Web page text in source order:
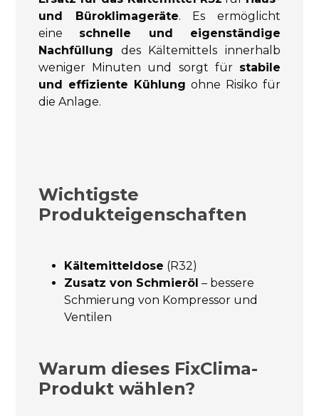
und Büroklimageräte. Es ermöglicht
eine schnelle und eigenständige
Nachfüllung des Kältemittels innerhalb
weniger Minuten und sorgt für stabile
und effiziente Kühlung ohne Risiko für
die Anlage.
Wichtigste
Produkteigenschaften
Kältemitteldose (R32)
Zusatz von Schmieröl – bessere
Schmierung von Kompressor und
Ventilen
Warum dieses FixClima-
Produkt wählen?